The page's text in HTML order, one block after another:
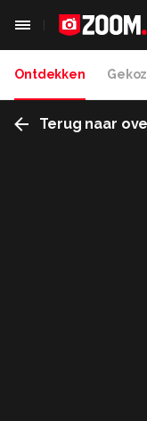
Ontdekken
Terug naar